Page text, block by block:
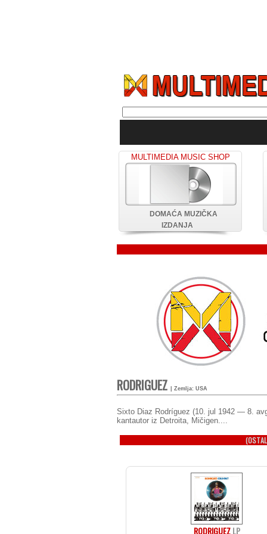
MULTIMEDIA MUSIC SHOP
DOMAĆA MUZIČKA
IZDANJA
RODRIGUEZ | Zemlja: USA
Sixto Diaz Rodríguez (10. jul 1942 — 8.
kantautor iz Detroita, Mičigen....
RODRIGUEZLP